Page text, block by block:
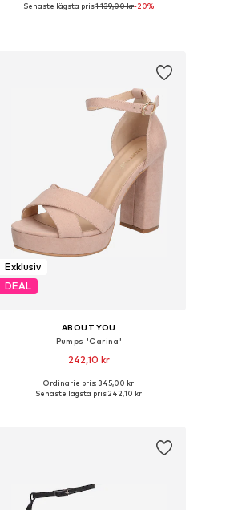
Tillgängliga storlekar: 36, 37, 39, 40, 41
Senaste lägsta pris:1 139,00 kr-20%
Exklusiv
DEAL
ABOUT YOU
Pumps 'Carina'
242,10 kr
+2
Tillgängliga storlekar: 36, 37, 38, 39, 40, 41
Ordinarie pris: 345,00 kr
Senaste lägsta pris:242,10 kr